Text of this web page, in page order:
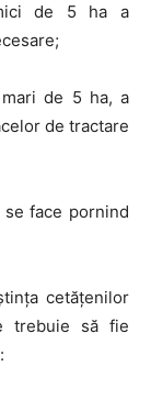
de 5 ha a
de 5 ha, a
de tractare
face pornind
cetățenilor
trebuie să fie